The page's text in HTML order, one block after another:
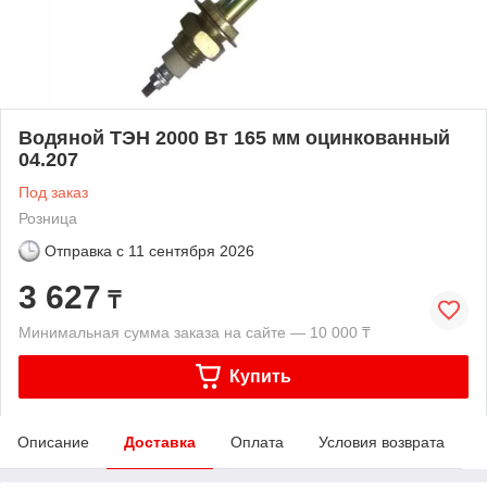
Водяной ТЭН 2000 Вт 165 мм оцинкованный
04.207
Под заказ
Розница
Отправка с 11 сентября 2026
3 627 ₸
Минимальная сумма заказа на сайте — 10 000 ₸
Купить
Описание Доставка Оплата Условия возврата